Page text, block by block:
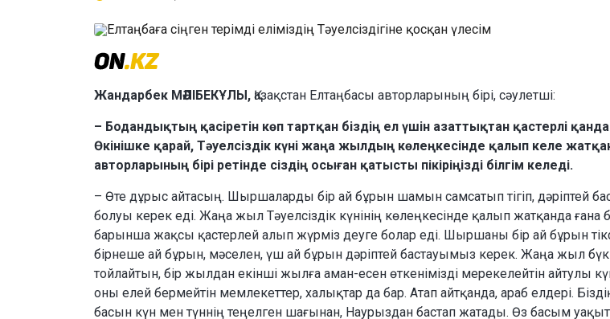
Жандарбек МӘЛІБЕКҰЛЫ, Қазақстан Елтаңбасы авторларының бірі, сәулетші:
– Бодандықтың қасіретін көп тартқан біздің ел үшін азаттықтан қастерлі
Өкінішке қарай, Тәуелсіздік күні жаңа жылдың көлеңкесінде қалып келе
авторларының бірі ретінде сіздің осыған қатысты пікіріңізді білгім келеді.
– Өте дұрыс айтасың. Шыршаларды бір ай бұрын шамын самсатып тігіп, дәріптей
болуы керек еді. Жаңа жыл Тәуелсіздік күнінің көлеңкесінде қалып жатқанда ғана
барынша жақсы қастерлей алып жүрміз деуге болар еді. Шыршаны бір ай бұрын
бірнеше ай бұрын, мәселен, үш ай бұрын дәріптей бастауымыз керек. Жаңа жыл
тойлайтын, бір жылдан екінші жылға аман-есен өткенімізді мерекелейтін айтулы
оны елей бермейтін мемлекеттер, халықтар да бар. Атап айтқанда, араб елдері.
басын күн мен түннің теңелген шағынан, Наурыздан бастап жатады. Өз басым